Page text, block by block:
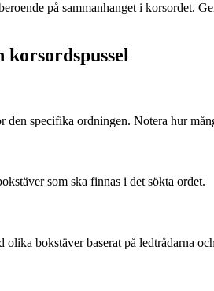
på sammanhanget i korsordet.
specifika ordningen. Notera hur
som ska finnas i det sökta ordet.
bokstäver baserat på ledtrådarna